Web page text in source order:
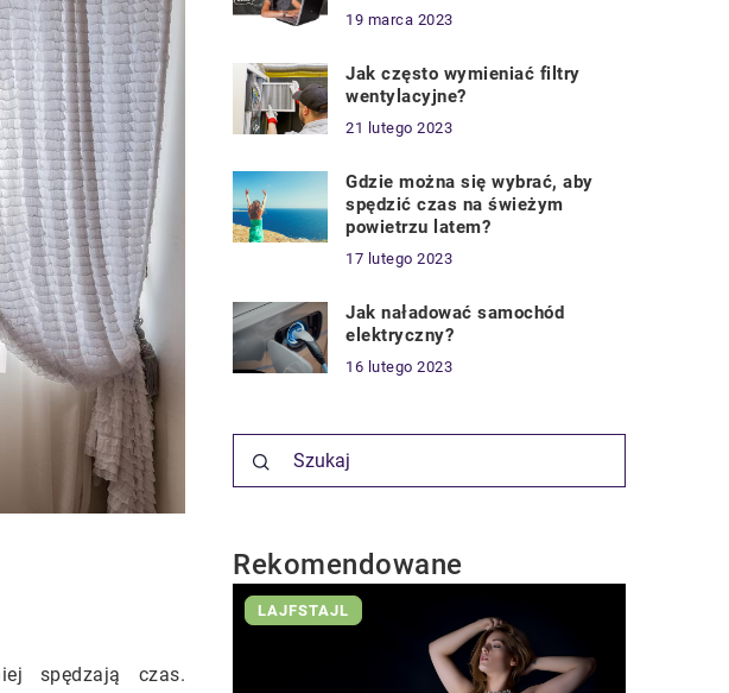
spędzają czas.
19 marca 2023
Jak często wymieniać filtry
wentylacyjne?
21 lutego 2023
Gdzie można się wybrać, aby
spędzić czas na świeżym
powietrzu latem?
17 lutego 2023
Jak naładować samochód
elektryczny?
16 lutego 2023
Rekomendowane
LAJFSTAJL